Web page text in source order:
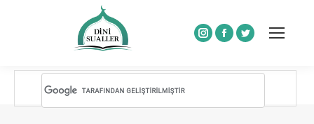
Instagram
Facebook
Twitter